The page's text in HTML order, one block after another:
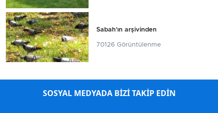
Sabah'ın arşivinden
70126 Görüntülenme
SOSYAL MEDYADA BİZİ TAKİP EDİN